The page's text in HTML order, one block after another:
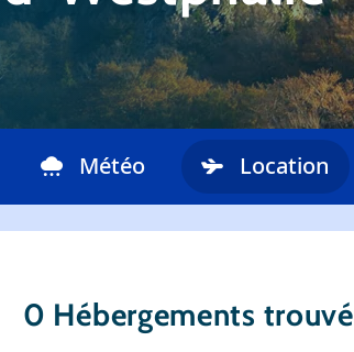
Météo Location
0 Hébergements trouvé